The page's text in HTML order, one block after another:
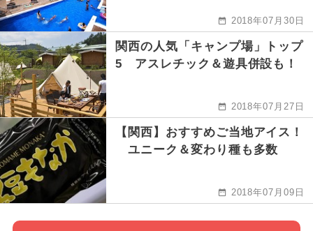
2018年07月30日
関西の人気「キャンプ場」トップ
5 アスレチック＆遊具併設も！
2018年07月27日
【関西】おすすめご当地アイス！
ユニーク＆変わり種も多数
2018年07月09日